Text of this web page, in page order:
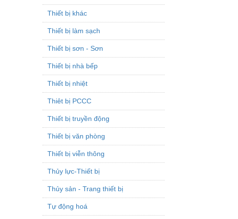
Thiết bị khác
Thiết bị làm sạch
Thiết bị sơn - Sơn
Thiết bị nhà bếp
Thiết bị nhiệt
Thiêt bị PCCC
Thiết bị truyền động
Thiết bị văn phòng
Thiết bị viễn thông
Thủy lực-Thiết bị
Thủy sản - Trang thiết bị
Tự động hoá